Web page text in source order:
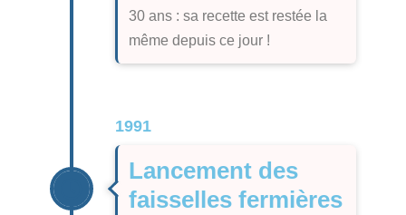
30 ans : sa recette est restée la
même depuis ce jour !
1991
Lancement des
faisselles fermières